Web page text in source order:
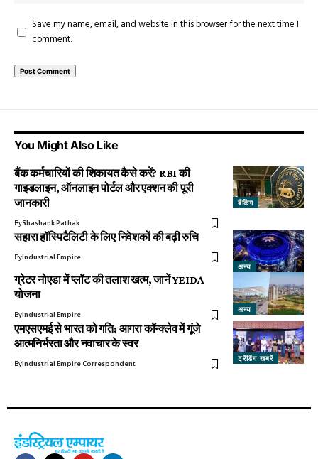
Save my name, email, and website in this browser for the next time I
comment.
You Might Also Like
बैंकिंग
बैंक कर्मचारियों की शिकायत कैसे करें? RBI की
गाइडलाइन, ऑनलाइन पोर्टल और एक्शन की पूरी
जानकारी
ByShashank Pathak
अन्य
सहारा हॉस्पिटैलिटी के लिए निवेशकों की बढ़ी रुचि
ByIndustrial Empire
अन्य
ग्रेटर नोएडा में प्लॉट की तलाश खत्म, जानें YEIDA
योजना
ByIndustrial Empire
ट्रेंडिंग खबरें
एमएसएमई से भारत को गति: आगरा कॉन्क्लेव में गूंजे
आत्मनिर्भरता और नवाचार के स्वर
ByIndustrial Empire Correspondent